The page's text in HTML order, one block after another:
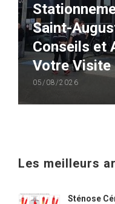
Saint-
Conseils et
Votre Visite
05/08/2026
Les meilleurs
Sténose